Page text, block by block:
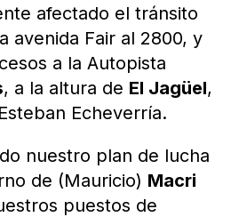
afectado el tránsito
avenida Fair al 2800, y
a la Autopista
, a la altura de El Jagüel,
Echeverría.
nuestro plan de lucha
de (Mauricio) Macri
puestos de